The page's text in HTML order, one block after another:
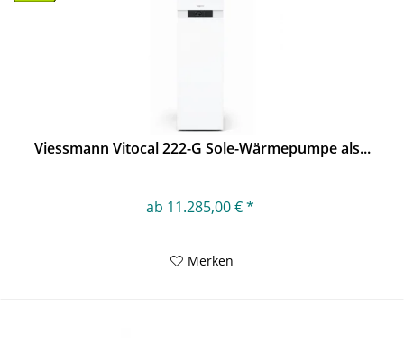
Viessmann Vitocal 222-G Sole-Wärmepumpe als...
ab 11.285,00 € *
Merken